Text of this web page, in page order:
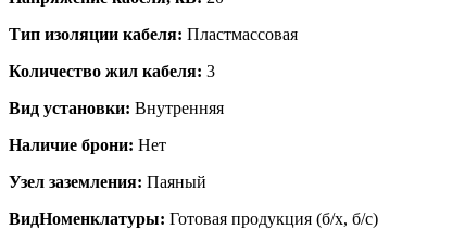
Тип изоляции кабеля: Пластмассовая
Количество жил кабеля: 3
Вид установки: Внутренняя
Наличие брони: Нет
Узел заземления: Паяный
ВидНоменклатуры: Готовая продукция (б/х, б/с)